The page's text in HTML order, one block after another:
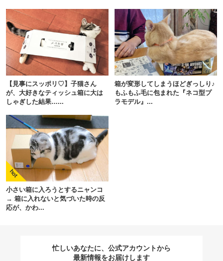
【見事にスッポリ♡】子猫さん
が、大好きなティッシュ箱に大は
しゃぎした結果…...
箱が変形してしまうほどぎっしり♪
もふもふ毛に包まれた『ネコ型プ
ラモデル』...
小さい箱に入ろうとするニャンコ
→ 箱に入れないと気づいた時の反
応が、かわ...
忙しいあなたに、公式アカウントから
最新情報をお届けします
閉じる
pecodogs
いぬ部をフォロー
アプリで開く
アプリをダウンロードする